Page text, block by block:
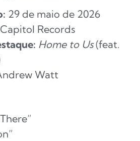
29 de maio de 2026
Records
Home to Us(feat.
Watt